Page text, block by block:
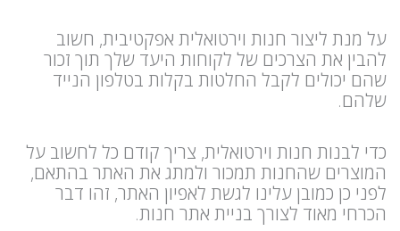
על מנת ליצור חנות וירטואלית אפקטיבית, חשוב
להבין את הצרכים של לקוחות היעד שלך תוך זכור
שהם יכולים לקבל החלטות בקלות בטלפון הנייד
שלהם.
כדי לבנות חנות וירטואלית, צריך קודם כל לחשוב על
המוצרים שהחנות תמכור ולמתג את האתר בהתאם,
לפני כן כמובן עלינו לגשת לאפיון האתר, זהו דבר
הכרחי מאוד לצורך בניית אתר חנות.